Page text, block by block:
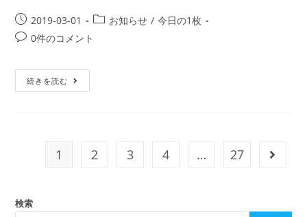
2019-03-01 お知らせ / 今日の1枚
0件のコメント
続きを読む
1 2 3 4 … 27
検索